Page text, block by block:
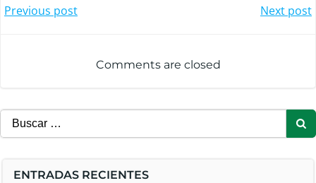
Navegación
entradas
Previous post
entradas
Next post
Comments are closed
Buscar:
ENTRADAS RECIENTES